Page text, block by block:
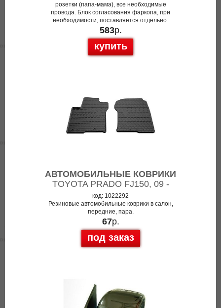
розетки (папа-мама), все необходимые
провода. Блок согласования фаркопа, при
необходимости, поставляется отдельно.
583р.
купить
АВТОМОБИЛЬНЫЕ КОВРИКИ
TOYOTA PRADO FJ150, 09 -
код: 1022292
Резиновые автомобильные коврики в салон,
передние, пара.
67р.
под заказ